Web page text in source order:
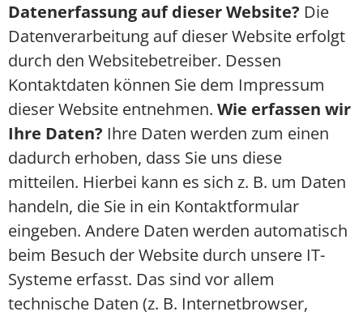
Datenerfassung auf dieser Website? Die
Datenverarbeitung auf dieser Website erfolgt
durch den Websitebetreiber. Dessen
Kontaktdaten können Sie dem Impressum
dieser Website entnehmen. Wie erfassen wir
Ihre Daten? Ihre Daten werden zum einen
dadurch erhoben, dass Sie uns diese
mitteilen. Hierbei kann es sich z. B. um Daten
handeln, die Sie in ein Kontaktformular
eingeben. Andere Daten werden automatisch
beim Besuch der Website durch unsere IT-
Systeme erfasst. Das sind vor allem
technische Daten (z. B. Internetbrowser,